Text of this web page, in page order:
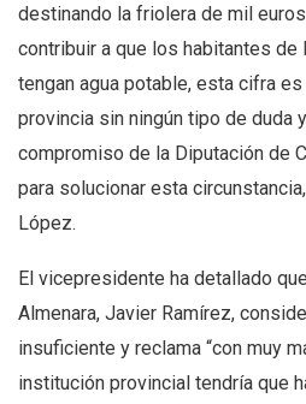
destinando la friolera de mil
contribuir a que los habitantes de
tengan agua potable, esta cifra
provincia sin ningún tipo de duda
compromiso de la Diputación de
para solucionar esta
López.
El vicepresidente ha detallado
Almenara, Javier Ramírez,
insuficiente y reclama “con muy
institución provincial tendría que